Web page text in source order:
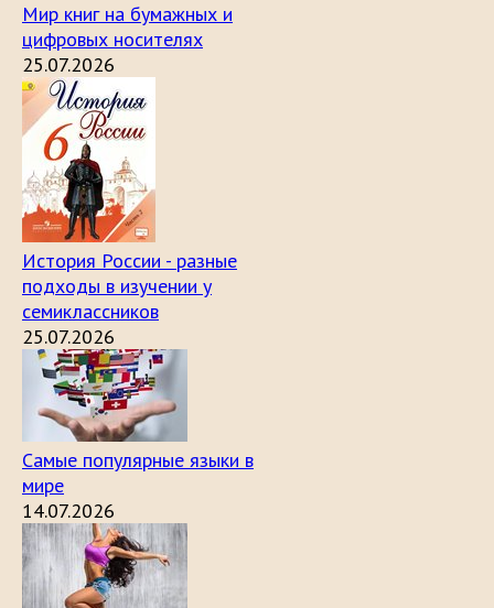
Мир книг на бумажных и
цифровых носителях
25.07.2026
История России - разные
подходы в изучении у
семиклассников
25.07.2026
Самые популярные языки в
мире
14.07.2026